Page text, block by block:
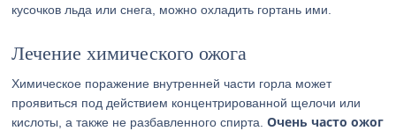
кусочков льда или снега, можно охладить гортань ими.
Лечение химического ожога
Химическое поражение внутренней части горла может
проявиться под действием концентрированной щелочи или
кислоты, а также не разбавленного спирта.Очень часто ожог